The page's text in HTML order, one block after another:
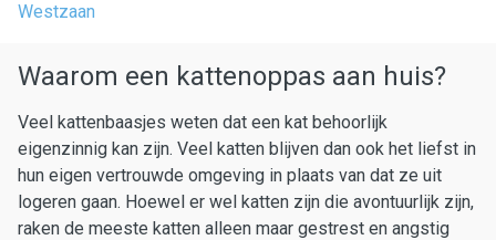
Westzaan
Waarom een kattenoppas aan huis?
Veel kattenbaasjes weten dat een kat behoorlijk
eigenzinnig kan zijn. Veel katten blijven dan ook het liefst in
hun eigen vertrouwde omgeving in plaats van dat ze uit
logeren gaan. Hoewel er wel katten zijn die avontuurlijk zijn,
raken de meeste katten alleen maar gestrest en angstig